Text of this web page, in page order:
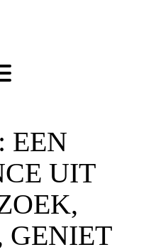
menu visibility.
EEN
UIT
GENIET